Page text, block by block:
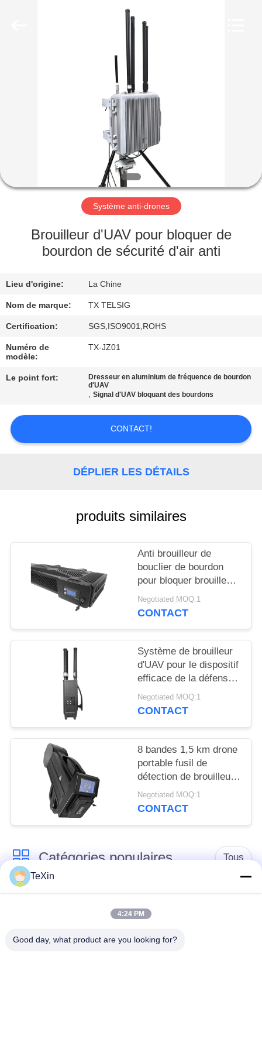
DE
NOUS
VISITE
D'USINE
CONTRÔLE
DE
QUALITÉ
CONTACTEZ-
NOUS
NOUVELLES
CITATION
PLAN
PRIVACY
Système anti-drones
Brouilleur d'UAV pour bloquer de
bourdon de sécurité d'air anti
Lieu d'origine: La Chine
Nom de marque: TX TELSIG
Certification: SGS,ISO9001,ROHS
Numéro de
modèle:
TX-JZ01
Le point fort:
Dresseur en aluminium de fréquence de bourdon
d'UAV
,Signal d'UAV bloquant des bourdons
CONTACT!
DÉPLIER LES DÉTAILS
produits similaires
Anti brouilleur de
bouclier de bourdon
pour bloquer brouilleur
de sécurité de bourdon
de brouilleur de signal
Negotiated MOQ:1
CONTACT
Système de brouilleur
d'UAV pour le dispositif
efficace de la défense
de bourdon de GPSL1
L2 WIFI
Negotiated MOQ:1
CONTACT
8 bandes 1,5 km drone
portable fusil de
détection de brouilleur
FPV pour la sécurité
des zones clés
Negotiated MOQ:1
CONTACT
Catégories populaires Tous
Module de brouilleur
module de brouillage
de drone
Module de brouilleur
amplificateur de
TeXin
4:24 PM
Good day, what product are you looking for?